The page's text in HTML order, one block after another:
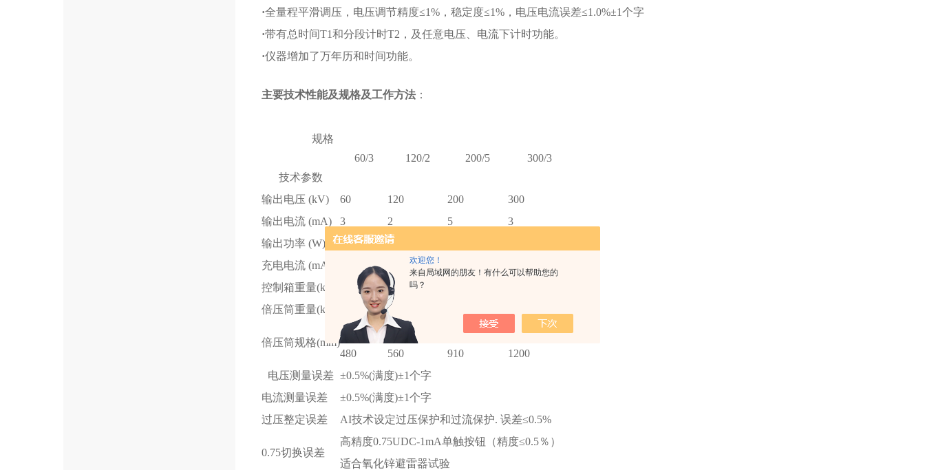
欢迎您！
来自局域网的朋友！有什么可以帮助您的
吗？
·全量程平滑调压，电压调节精度≤1%，稳定度≤1%，电压电流误差≤1.0%±1个字
·带有总时间T1和分段计时T2，及任意电压、电流下计时功能。
·仪器增加了万年历和时间功能。
主要技术性能及规格及工作方法 ：
规格
技术参数
60/3 120/2 200/5 300/3
输出电压 (kV) 60 120 200
300
输出电流 (mA)
3 2 5
3
输出功率 (W)
180 240
充电电流 (mA)
控制箱重量(kg)
10.1 12.1
倍压筒重量(kg)
4.1
倍压筒规格(mm)
Ф90
480
Ф90
560
Ф110
910
Ф110
1200
电压测量误差 ±0.5%(满度)±1个字
电流测量误差
±0.5%(满度)±1个字
过压整定误差
AI技术设定过压保护和过流保护. 误差≤0.5%
0.75切换误差
高精度0.75UDC-1mA单触按钮（精度≤0.5％）
适合氧化锌避雷器试验